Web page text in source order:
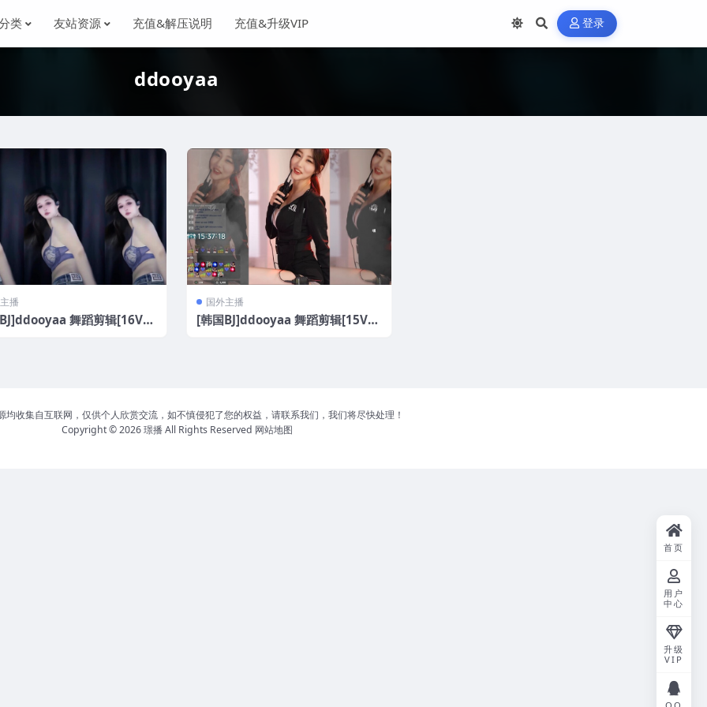
类 友站资源 充值&解压说明 充值&升级VIP 登录
ddooyaa
播
舞蹈剪辑[16V/
国外主播
[韩国BJ]ddooyaa 舞蹈剪辑[15V/
均收集自互联网，仅供个人欣赏交流，如不慎侵犯了您的权益，请联系我们，我们将尽快处理！
Copyright © 2026璟播All Rights Reserved 网站地图
首页
用户
中心
升级
VIP